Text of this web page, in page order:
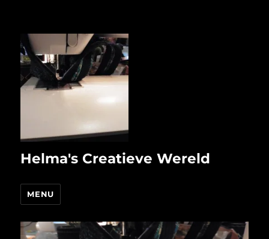
Helma's Creatieve Wereld
MENU